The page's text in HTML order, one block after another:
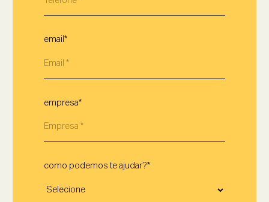
email*
empresa*
como podemos te ajudar?*